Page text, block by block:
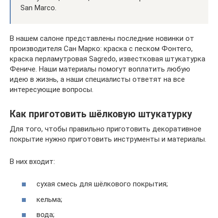
San Marco.
В нашем салоне представлены последние новинки от
производителя Сан Марко: краска с песком Фонтего,
краска перламутровая Sagredo, известковая штукатурка
Фениче. Наши материалы помогут воплатить любую
идею в жизнь, а наши специалисты ответят на все
интересующие вопросы.
Как приготовить шёлковую штукатурку
Для того, чтобы правильно приготовить декоративное
покрытие нужно приготовить инструменты и материалы.
В них входит:
сухая смесь для шёлкового покрытия;
кельма;
вода;